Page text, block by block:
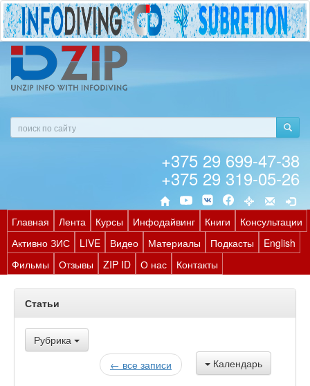
+375 29 699-47-38
+375 29 319-05-26
Главная Лента Курсы Инфодайвинг Книги
Консультации
Активно ЗИС
LIVE Видео Материалы Подкасты
English
Фильмы
Отзывы ZIP ID О нас Контакты
Статьи
Рубрика
Календарь
← все записи